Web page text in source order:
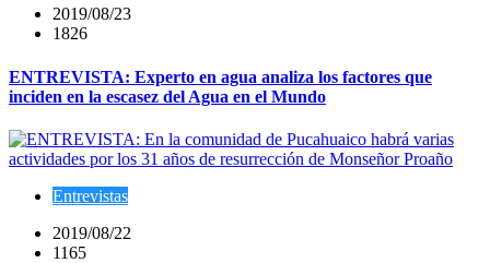
2019/08/23
1826
ENTREVISTA: Experto en agua analiza los factores que
inciden en la escasez del Agua en el Mundo
Entrevistas
2019/08/22
1165